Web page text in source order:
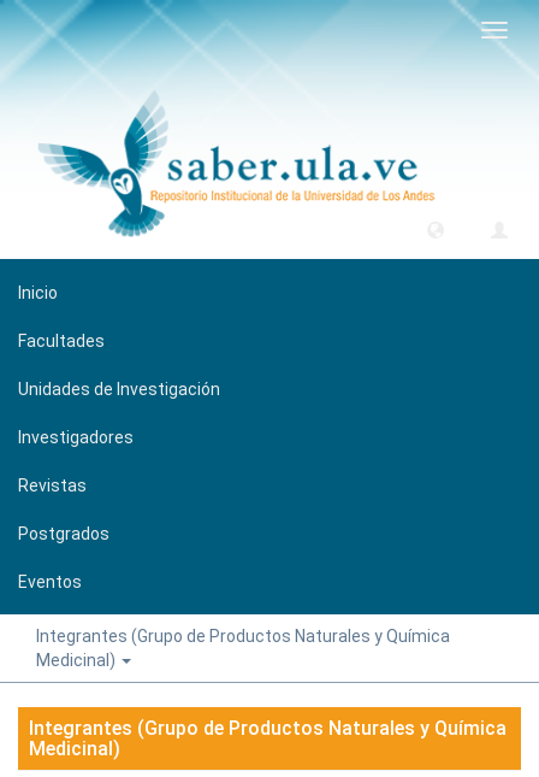
Inicio
Facultades
Unidades de Investigación
Investigadores
Revistas
Postgrados
Eventos
Integrantes (Grupo de Productos Naturales y Química
Medicinal)
Integrantes (Grupo de Productos Naturales y Química
Medicinal)